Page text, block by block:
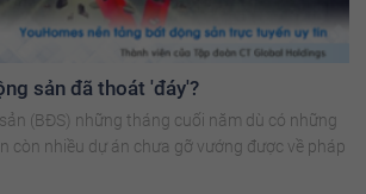
sản đã thoát 'đáy'?
(BĐS) những tháng cuối năm dù có những
còn nhiều dự án chưa gỡ vướng được về pháp